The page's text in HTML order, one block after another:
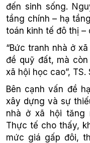
đến sinh sống.
tầng chính – hạ
toán kinh tế đô thị –
“Bức tranh nhà ở
đề quỹ đất, mà
xã hội học cao”,
Bên cạnh vấn đề
xây dựng và sự
nhà ở xã hội tăng
Thực tế cho thấy,
mức giá gấp đôi,